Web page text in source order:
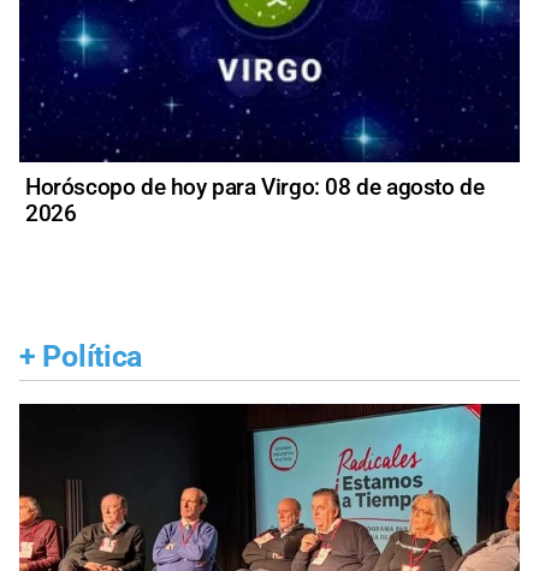
Horóscopo de hoy para Virgo: 08 de agosto de
2026
+ Política